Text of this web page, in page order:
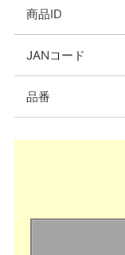
商品ID
JANコード
品番